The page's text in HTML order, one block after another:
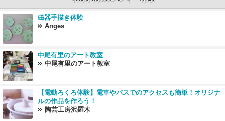
磁器手描き体験
Anges
中尾有里のアート教室
中尾有里のアート教室
【電動ろくろ体験】電車やバスでのアクセスも簡単！オリジナ
ルの作品を作ろう！
陶芸工房沢羅木